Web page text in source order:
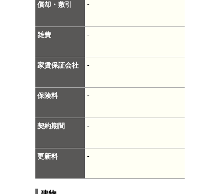
償却・敷引 -
雑費 -
家賃保証会社 -
保険料 -
契約期間 -
更新料 -